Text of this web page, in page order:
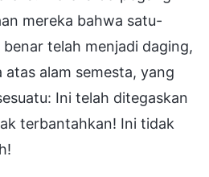
mereka bahwa satu-
telah menjadi daging,
atas alam semesta, yang
Ini telah ditegaskan
terbantahkan! Ini tidak